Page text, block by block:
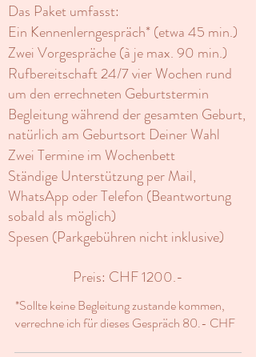
Das Paket umfasst:
Ein Kennenlerngespräch* (etwa 45 min.)
Zwei Vorgespräche (à je max. 90 min.)
Rufbereitschaft 24/7 vier Wochen rund
um den errechneten Geburtstermin
Begleitung während der gesamten Geburt,
natürlich am Geburtsort Deiner Wahl
Zwei Termine im Wochenbett
Ständige Unterstützung per Mail,
WhatsApp oder Telefon (Beantwortung
sobald als möglich)
Spesen (Parkgebühren nicht inklusive)
Preis: CHF 1200.-
*Sollte keine Begleitung zustande kommen,
verrechne ich für dieses Gespräch 80.- CHF